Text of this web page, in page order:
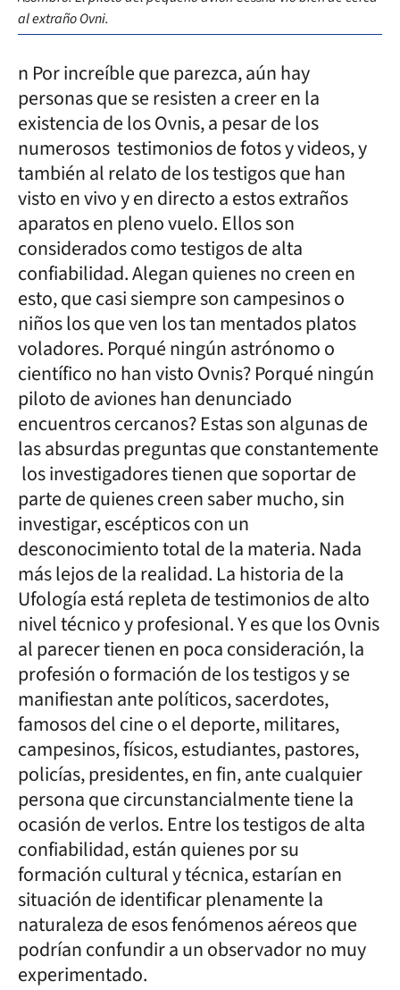
al extraño Ovni.
n Por increíble que parezca, aún hay
personas que se resisten a creer en la
existencia de los Ovnis, a pesar de los
numerosos testimonios de fotos y videos, y
también al relato de los testigos que han
visto en vivo y en directo a estos extraños
aparatos en pleno vuelo. Ellos son
considerados como testigos de alta
confiabilidad. Alegan quienes no creen en
esto, que casi siempre son campesinos o
niños los que ven los tan mentados platos
voladores. Porqué ningún astrónomo o
científico no han visto Ovnis? Porqué ningún
piloto de aviones han denunciado
encuentros cercanos? Estas son algunas de
las absurdas preguntas que constantemente
los investigadores tienen que soportar de
parte de quienes creen saber mucho, sin
investigar, escépticos con un
desconocimiento total de la materia. Nada
más lejos de la realidad. La historia de la
Ufología está repleta de testimonios de alto
nivel técnico y profesional. Y es que los Ovnis
al parecer tienen en poca consideración, la
profesión o formación de los testigos y se
manifiestan ante políticos, sacerdotes,
famosos del cine o el deporte, militares,
campesinos, físicos, estudiantes, pastores,
policías, presidentes, en fin, ante cualquier
persona que circunstancialmente tiene la
ocasión de verlos. Entre los testigos de alta
confiabilidad, están quienes por su
formación cultural y técnica, estarían en
situación de identificar plenamente la
naturaleza de esos fenómenos aéreos que
podrían confundir a un observador no muy
experimentado.